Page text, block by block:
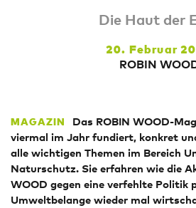
Die Haut der
20. Februar
ROBIN
MAGAZIN
Das ROBIN WOOD-
viermal im Jahr fundiert, konkret
alle wichtigen Themen im Bereich
Naturschutz. Sie erfahren wie die
WOOD gegen eine verfehlte Politik
Umweltbelange wieder mal